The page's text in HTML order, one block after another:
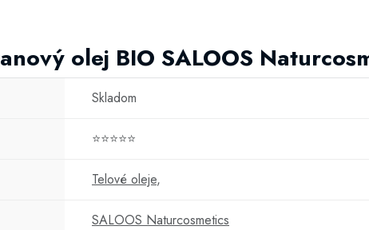
olej BIO SALOOS
Skladom
⭐⭐⭐⭐⭐
Telové oleje,
SALOOS Naturcosmetics